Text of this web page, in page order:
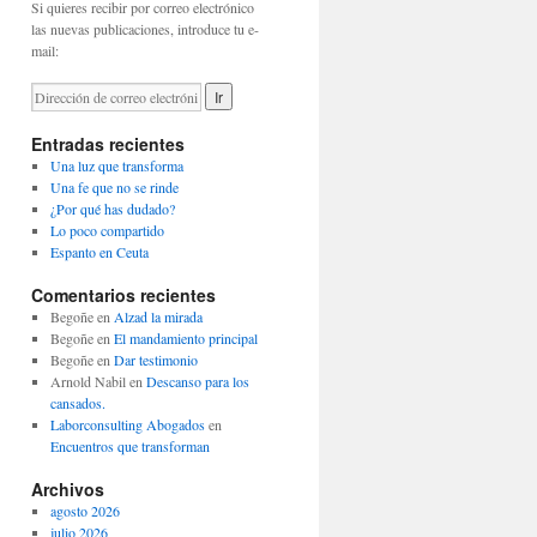
Si quieres recibir por correo electrónico
las nuevas publicaciones, introduce tu e-
mail:
Entradas recientes
Una luz que transforma
Una fe que no se rinde
¿Por qué has dudado?
Lo poco compartido
Espanto en Ceuta
Comentarios recientes
Begoñeen Alzad la mirada
Begoñeen El mandamiento principal
Begoñeen Dar testimonio
Arnold Nabilen Descanso para los
cansados.
Laborconsulting Abogadosen
Encuentros que transforman
Archivos
agosto 2026
julio 2026